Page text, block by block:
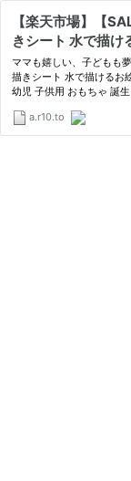
【楽天市場】【
きシート 水で描け
収納ケース付き 幼
ゼント 1歳〜6歳
に最適 室内遊び
fe Central
ママも嬉しい、子どもも
描きシート 水で描けるお
幼児 子供用 おもちゃ 誕
a.r10.to